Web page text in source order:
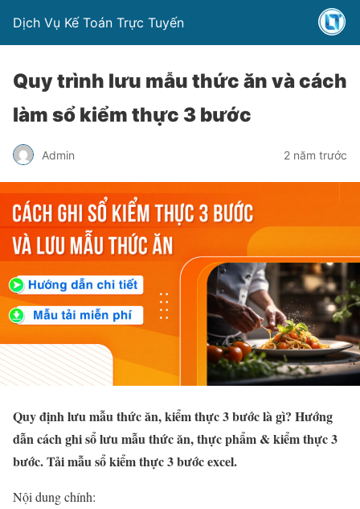
Dịch Vụ Kế Toán Trực Tuyến
Quy trình lưu mẫu thức ăn và cách
làm sổ kiểm thực 3 bước
Admin 2 năm trước
Quy định lưu mẫu thức ăn, kiểm thực 3 bước là gì? Hướng
dẫn cách ghi sổ lưu mẫu thức ăn, thực phẩm & kiểm thực 3
bước. Tải mẫu sổ kiểm thực 3 bước excel.
Nội dung chính: